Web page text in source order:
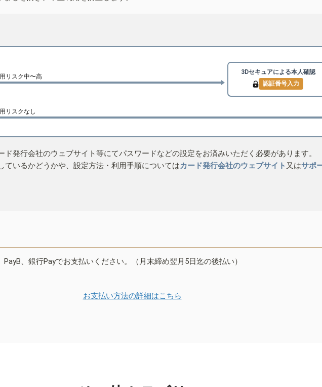
リスク中〜高
3Dセキュアによる本人確認
認証番号入力
リスクなし
ド発行会社のウェブサイト等にてパスワードなどの設定をお済みいただく必要があります。
ているかどうかや、設定方法・利用手順についてはカード発行会社のウェブサイト 又はサポ
、銀行Payでお支払いください。（月末締め翌月5日迄の後払い）
お支払い方法の詳細はこちら